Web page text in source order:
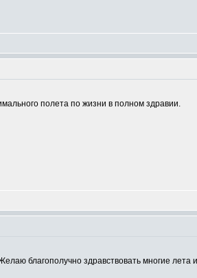
полета по жизни в полном здравии.
благополучно здравствовать многие лета